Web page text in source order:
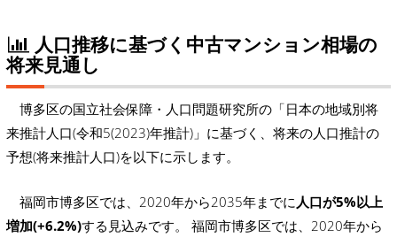
人口推移に基づく中古マンション相場の
将来見通し
博多区の国立社会保障・人口問題研究所の「日本の地域別将
来推計人口(令和5(2023)年推計)」に基づく、将来の人口推計の
予想(将来推計人口)を以下に示します。
福岡市博多区では、2020年から2035年までに 人口が5%以上
増加(+6.2%)する見込みです。 福岡市博多区では、2020年から